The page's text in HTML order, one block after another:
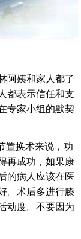
姨和家人都了
都表示信任和支
专家小组的默契
换术来说，功
再成功，如果康
的病人应该在医
。术后多进行膝
动度。不要因为